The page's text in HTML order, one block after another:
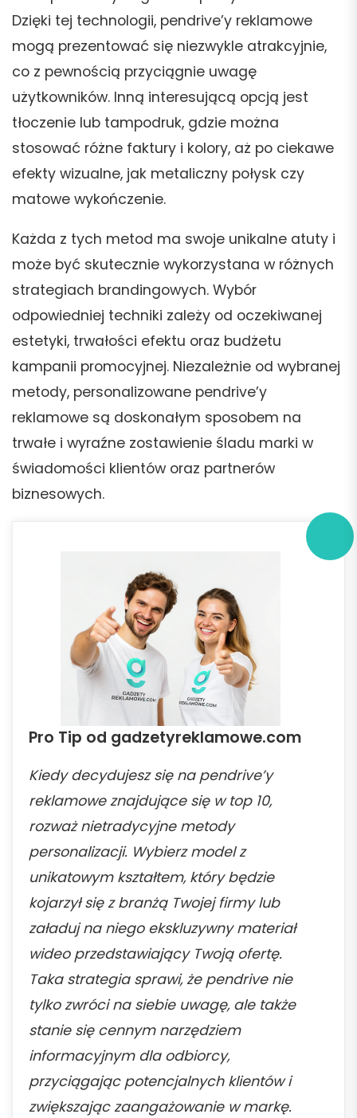
Dzięki tej technologii, pendrive’y reklamowe
mogą prezentować się niezwykle atrakcyjnie,
co z pewnością przyciągnie uwagę
użytkowników. Inną interesującą opcją jest
tłoczenie lub tampodruk, gdzie można
stosować różne faktury i kolory, aż po ciekawe
efekty wizualne, jak metaliczny połysk czy
matowe wykończenie.
Każda z tych metod ma swoje unikalne atuty i
może być skutecznie wykorzystana w różnych
strategiach brandingowych. Wybór
odpowiedniej techniki zależy od oczekiwanej
estetyki, trwałości efektu oraz budżetu
kampanii promocyjnej. Niezależnie od wybranej
metody, personalizowane pendrive’y
reklamowe są doskonałym sposobem na
trwałe i wyraźne zostawienie śladu marki w
świadomości klientów oraz partnerów
biznesowych.
Pro Tip od gadzetyreklamowe.com
Kiedy decydujesz się na pendrive’y
reklamowe znajdujące się w top 10,
rozważ nietradycyjne metody
personalizacji. Wybierz model z
unikatowym kształtem, który będzie
kojarzył się z branżą Twojej firmy lub
załaduj na niego ekskluzywny materiał
wideo przedstawiający Twoją ofertę.
Taka strategia sprawi, że pendrive nie
tylko zwróci na siebie uwagę, ale także
stanie się cennym narzędziem
informacyjnym dla odbiorcy,
przyciągając potencjalnych klientów i
zwiększając zaangażowanie w markę.